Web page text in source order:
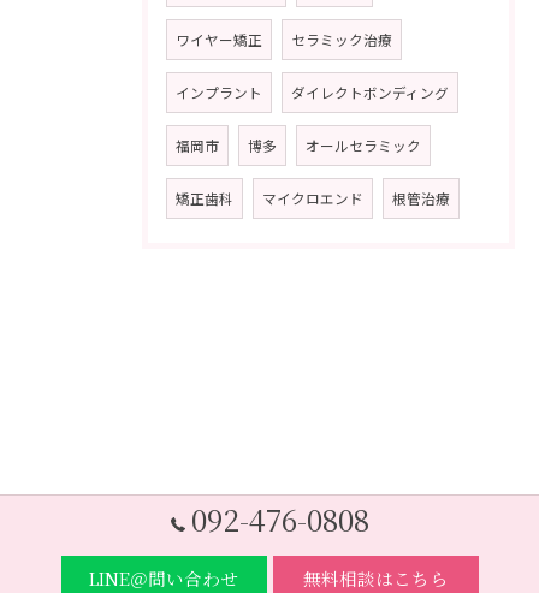
ワイヤー矯正 セラミック治療
インプラント ダイレクトボンディング
福岡市 博多 オールセラミック
矯正歯科 マイクロエンド 根管治療
092-476-0808
LINE＠問い合わせ 無料相談はこちら